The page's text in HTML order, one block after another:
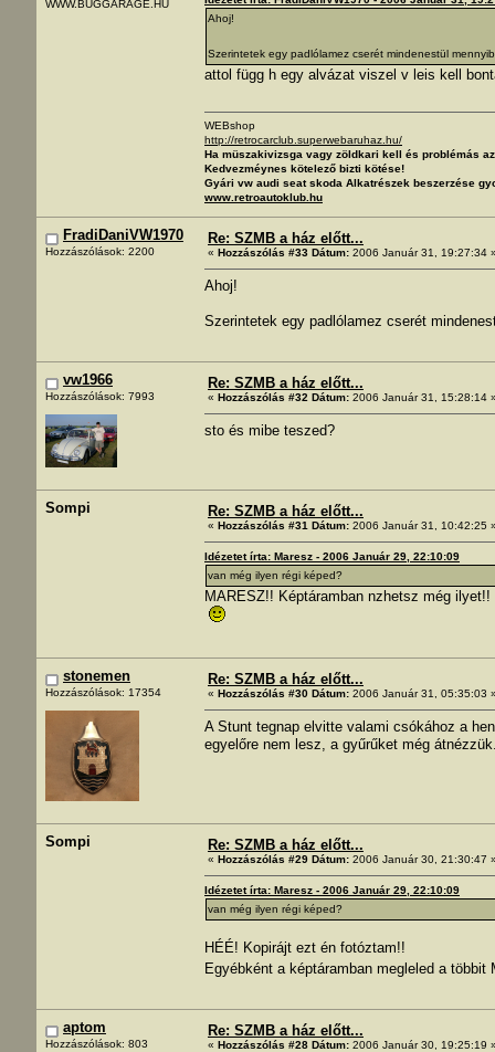
WWW.BUGGARAGE.HU
Ahoj!
Szerintetek egy padlólamez cserét mindenestül
attol függ h egy alvázat viszel v leis kell
WEBshop
http://retrocarclub.superwebaruhaz.hu/
Ha müszakivizsga vagy zöldkari kell és problémás
Kedvezméynes kötelező bizti kötése!
Gyári vw audi seat skoda Alkatrészek beszerzése
www.retroautoklub.hu
FradiDaniVW1970
Hozzászólások: 2200
Re: SZMB a ház előtt...
« Hozzászólás #33 Dátum: 2006 Január 31, 19:27:34
Ahoj!
Szerintetek egy padlólamez cserét
vw1966
Hozzászólások: 7993
Re: SZMB a ház előtt...
« Hozzászólás #32 Dátum: 2006 Január 31, 15:28:14
sto és mibe teszed?
Sompi Re: SZMB a ház előtt...
« Hozzászólás #31 Dátum: 2006 Január 31, 10:42:25
Idézetet írta: Maresz - 2006 Január 29, 22:10:09
van még ilyen régi képed?
MARESZ!! Képtáramban nzhetsz még
stonemen
Hozzászólások: 17354
Re: SZMB a ház előtt...
« Hozzászólás #30 Dátum: 2006 Január 31, 05:35:03
A Stunt tegnap elvitte valami csókához a
egyelőre nem lesz, a gyűrűket még
Sompi Re: SZMB a ház előtt...
« Hozzászólás #29 Dátum: 2006 Január 30, 21:30:47
Idézetet írta: Maresz - 2006 Január 29, 22:10:09
van még ilyen régi képed?
HÉÉ! Kopirájt ezt én fotóztam!!
Egyébként a képtáramban megleled a
aptom
Hozzászólások: 803
Re: SZMB a ház előtt...
« Hozzászólás #28 Dátum: 2006 Január 30, 19:25:19